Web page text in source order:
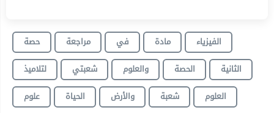
حصة مراجعة في مادة
الفيزياء
لتلاميذ
شعبتي والعلوم الحصة
الثانية
علوم
الحياة والأرض شعبة
العلوم